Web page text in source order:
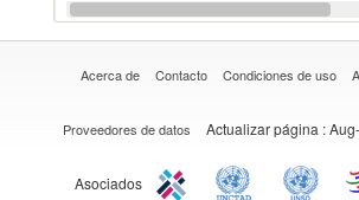
Acerca de Contacto Condiciones de uso
Proveedores de datos Actualizar página :
Asociados